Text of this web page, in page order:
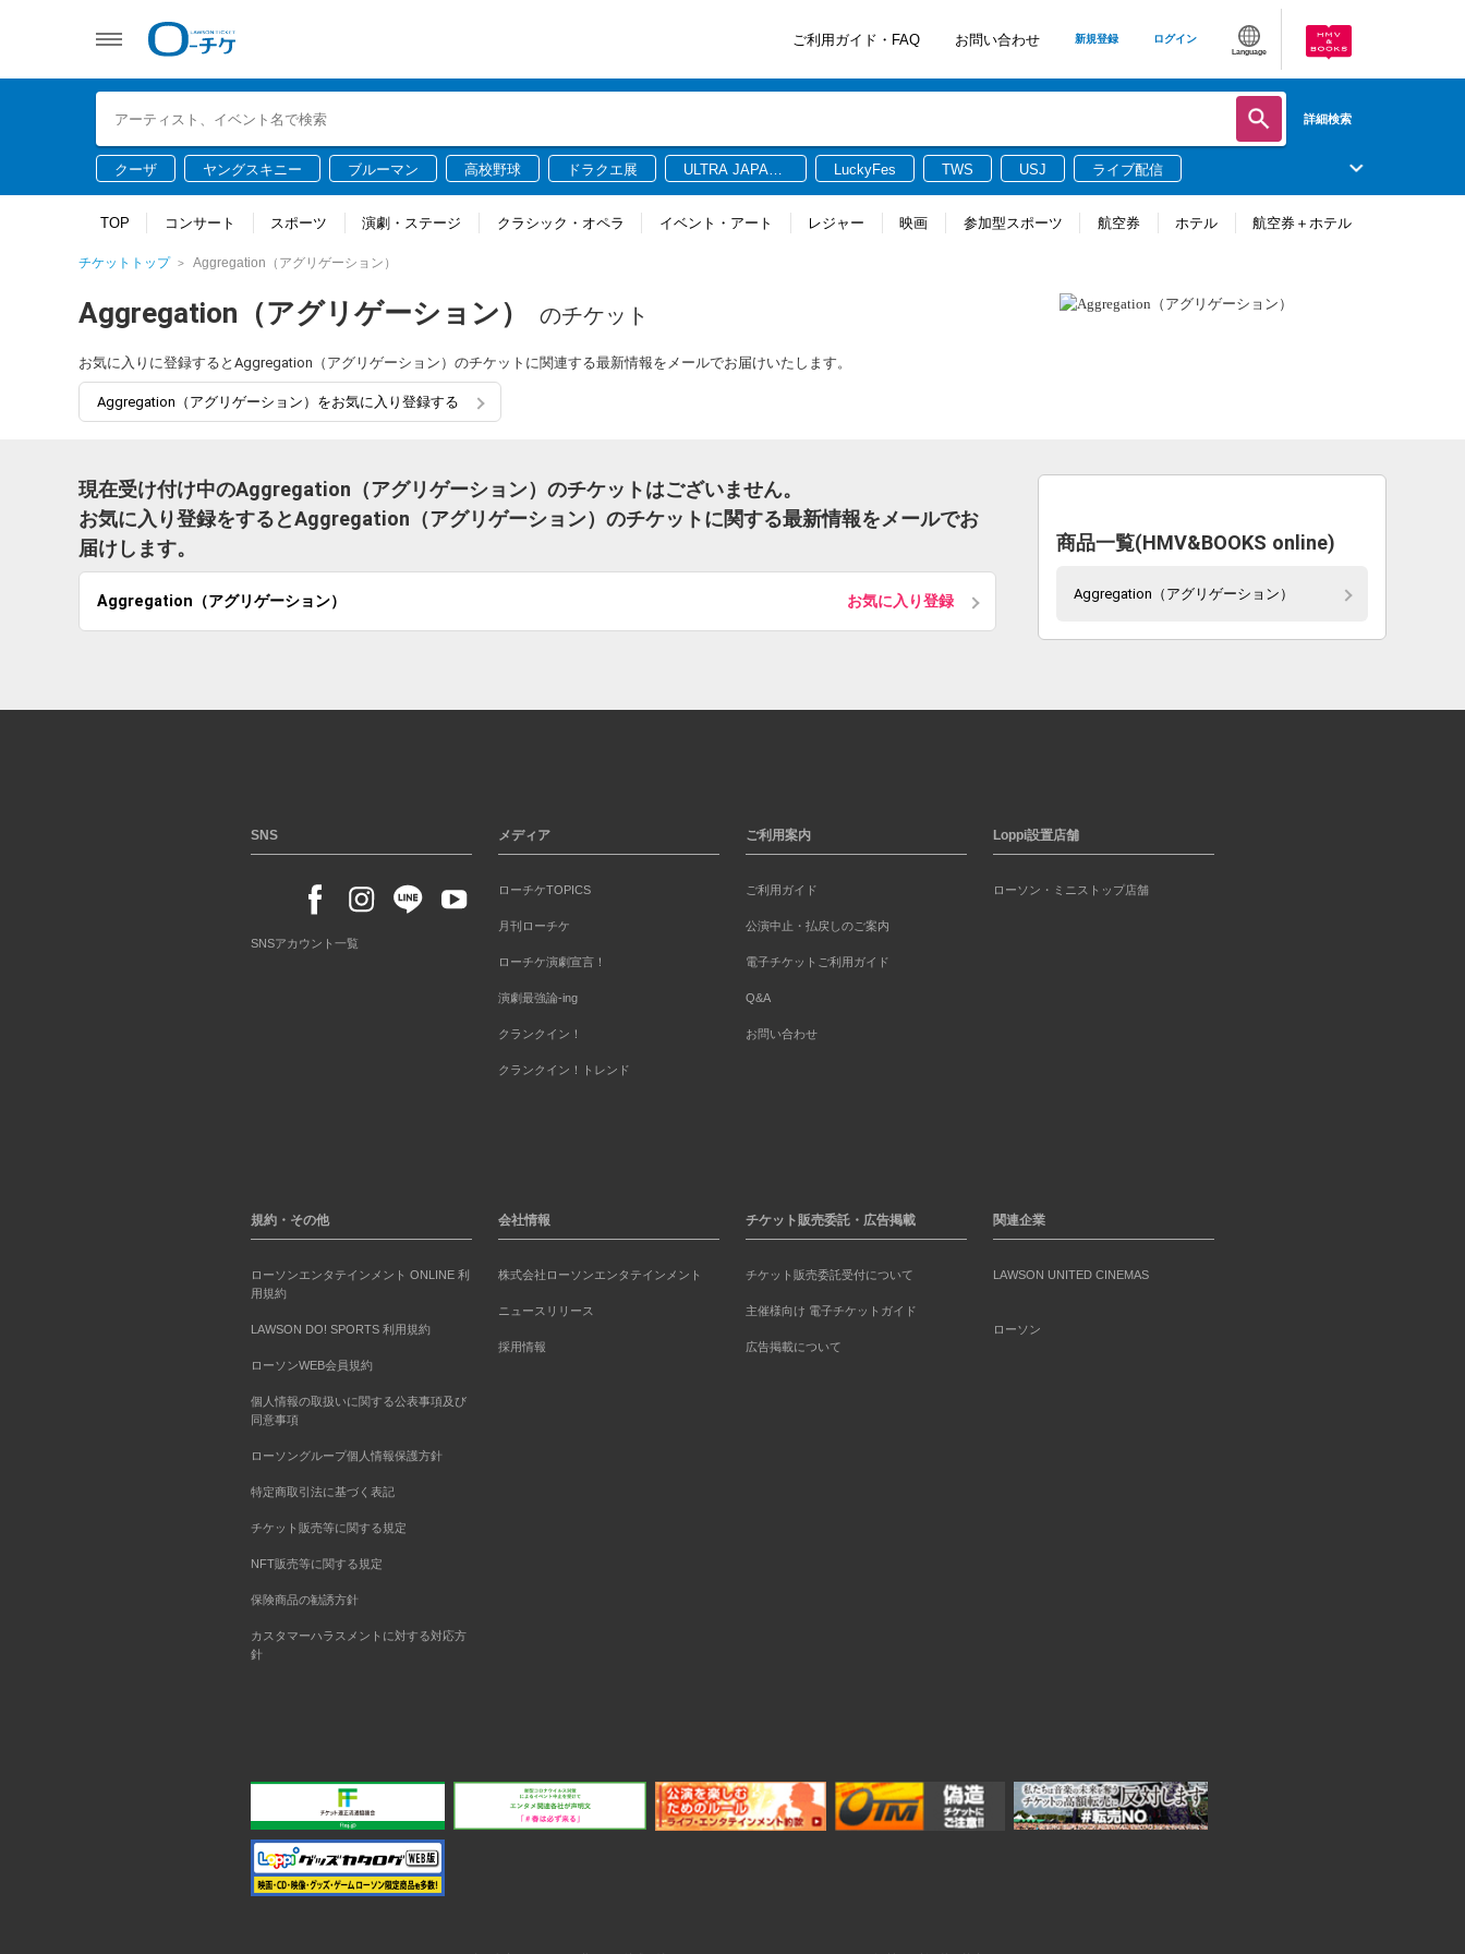
ご利用ガイド・FAQ お問い合わせ 新規登録 ログイン
Language
詳細検索
クーザ ヤングスキニー ブルーマン 高校野球 ドラクエ展
ULTRA JAPAN
LuckyFes TWS USJ ライブ配信
TOP コンサート スポーツ 演劇・ステージ クラシック・オペラ イベント・アート レジャー 映画 参加型スポーツ 航空券 ホテル 航空券＋ホテル
チケットトップ Aggregation（アグリゲーション）
Aggregation（アグリゲーション） のチケット
お気に入りに登録するとAggregation（アグリゲーション）のチケットに関連する最新情報をメールでお届けいたします。
Aggregation（アグリゲーション）をお気に入り登録する
現在受け付け中のAggregation（アグリゲーション）のチケットはございません。
お気に入り登録をするとAggregation（アグリゲーション）のチケットに関する最新情報をメールでお
届けします。
Aggregation（アグリゲーション） お気に入り登録
商品一覧(HMV&BOOKS online)
Aggregation（アグリゲーション）
SNS
SNSアカウント一覧
メディア
ローチケTOPICS
月刊ローチケ
ローチケ演劇宣言！
演劇最強論-ing
クランクイン！
クランクイン！トレンド
ご利用案内
ご利用ガイド
公演中止・払戻しのご案内
電子チケットご利用ガイド
Q&A
お問い合わせ
Loppi設置店舗
ローソン・ミニストップ店舗
規約・その他
ローソンエンタテインメント ONLINE 利
用規約
LAWSON DO! SPORTS 利用規約
ローソンWEB会員規約
個人情報の取扱いに関する公表事項及び
同意事項
ローソングループ個人情報保護方針
特定商取引法に基づく表記
チケット販売等に関する規定
NFT販売等に関する規定
保険商品の勧誘方針
カスタマーハラスメントに対する対応方
針
会社情報
株式会社ローソンエンタテインメント
ニュースリリース
採用情報
チケット販売委託・広告掲載
チケット販売委託受付について
主催様向け 電子チケットガイド
広告掲載について
関連企業
LAWSON UNITED CINEMAS
ローソン